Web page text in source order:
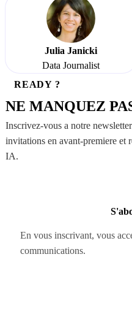
Julia Janicki
Data Journalist
READY ?
NE MANQUEZ
Inscrivez-vous a notre
invitations en avant-premiere et
IA.
En vous inscrivant, vous
communications.